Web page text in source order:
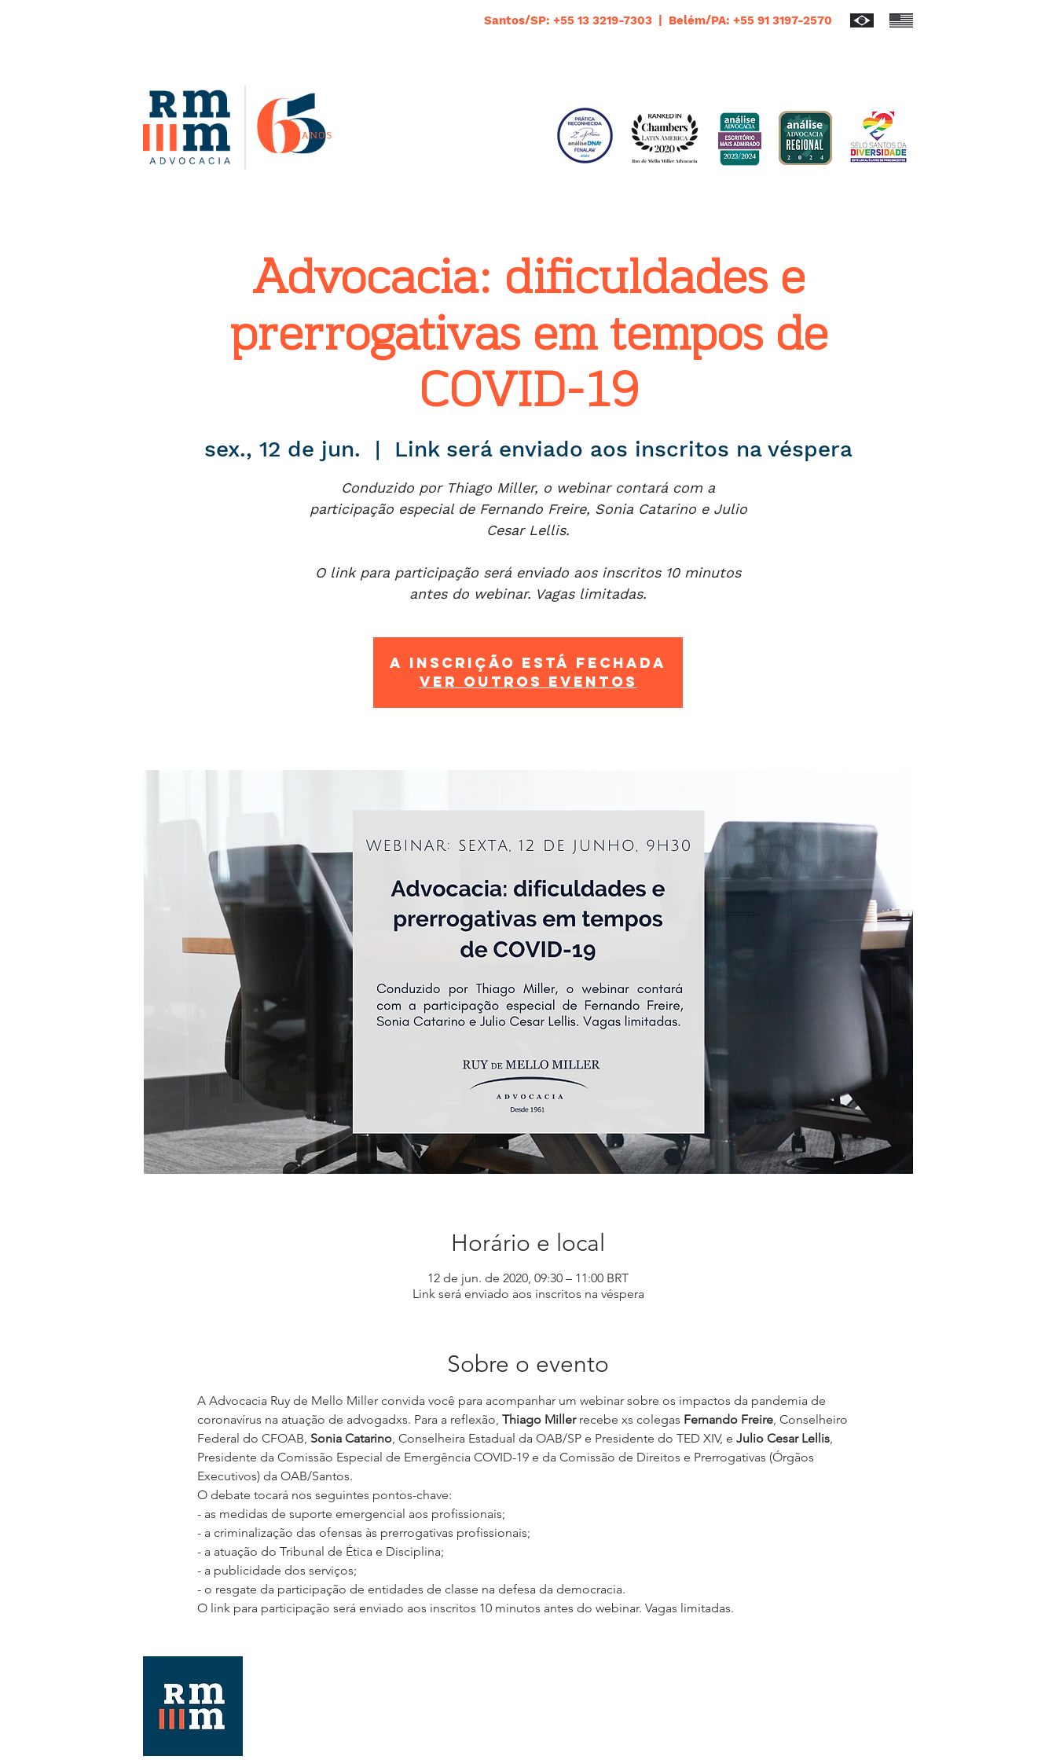
Santos/SP: +55 13 3219-7303 | Belém/PA: +55 91 3197-2570
Advocacia: dificuldades e
prerrogativas em tempos de
COVID-19
sex., 12 de jun.
  |
Link será enviado aos inscritos na véspera
Conduzido por Thiago Miller, o webinar contará com a
participação especial de Fernando Freire, Sonia Catarino e Julio
Cesar Lellis.
O link para participação será enviado aos inscritos 10 minutos
antes do webinar. Vagas limitadas.
A inscrição está fechada
Ver outros eventos
Horário e local
12 de jun. de 2020, 09:30 – 11:00 BRT
Link será enviado aos inscritos na véspera
Sobre o evento
A Advocacia Ruy de Mello Miller convida você para acompanhar um webinar sobre os impactos da pandemia de
coronavírus na atuação de advogadxs. Para a reflexão, Thiago Miller recebe xs colegas Fernando Freire, Conselheiro
Federal do CFOAB, Sonia Catarino, Conselheira Estadual da OAB/SP e Presidente do TED XIV, e Julio Cesar Lellis,
Presidente da Comissão Especial de Emergência COVID-19 e da Comissão de Direitos e Prerrogativas (Órgãos
Executivos) da OAB/Santos.
O debate tocará nos seguintes pontos-chave:
- as medidas de suporte emergencial aos profissionais;
- a criminalização das ofensas às prerrogativas profissionais;
- a atuação do Tribunal de Ética e Disciplina;
- a publicidade dos serviços;
- o resgate da participação de entidades de classe na defesa da democracia.
O link para participação será enviado aos inscritos 10 minutos antes do webinar. Vagas limitadas.